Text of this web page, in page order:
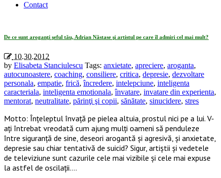
Contact
De ce sunt aroganţi şeful tău, Adrian Năstase şi artistul pe care îl admiri cel mai mult?
10.30.2012
by Elisabeta Stanciulescu Tags: anxietate, apreciere, aroganta,
autocunoastere, coaching, consiliere, critica, depresie, dezvoltare
personala, empatie, frică,încredere, intelepciune, inteligenta
caracteriala, inteligenta emotionala,învatare, invatare din experienta,
mentorat, neutralitate, părinţi şi copii, sănătate, sinucidere, stres
Motto: Înţeleptul învaţă pe pielea altuia, prostul nici pe a lui. V-
aţi întrebat vreodată cum ajung mulţi oameni să penduleze
între siguranţă de sine, deseori arogantă şi agresivă, şi anxietate,
depresie sau chiar tentativă de suicid? Sigur, artiştii şi vedetele
de televiziune sunt cazurile cele mai vizibile şi cele mai expuse
la astfel de oscilaţii….